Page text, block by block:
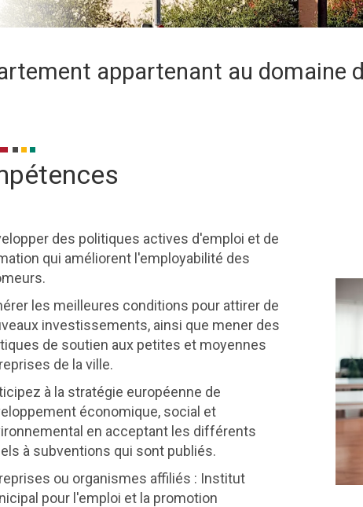
appartenant au domaine
des politiques actives d'emploi et de
qui améliorent l'employabilité des
les meilleures conditions pour attirer de
investissements, ainsi que mener des
de soutien aux petites et moyennes
de la ville.
à la stratégie européenne de
économique, social et
en acceptant les différents
à subventions qui sont publiés.
ou organismes affiliés : Institut
pour l'emploi et la promotion